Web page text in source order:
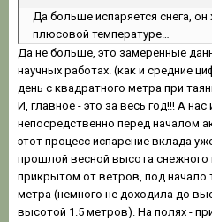
Да больше испаряется снега,
плюсовой температуре…
Да не больше, это замеренные
научных работах. (как и средние
день с квадратного метра при
И, главное - это за весь год!!! А
непосредственно перед началом
этот процесс испарение вклада
прошлой весной высота снежного
прикрытом от ветров, под начало
метра (немного не доходила до
высотой 1.5 метров). На полях -